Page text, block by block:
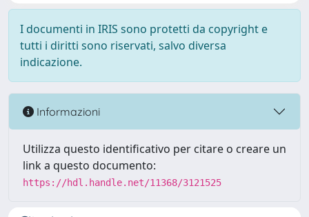
I documenti in IRIS sono protetti da copyright e
tutti i diritti sono riservati, salvo diversa
indicazione.
Informazioni
Utilizza questo identificativo per citare o creare un
link a questo documento:
https://hdl.handle.net/11368/3121525